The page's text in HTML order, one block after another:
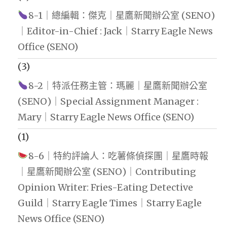
8-1｜總編輯：傑克｜星鷹新聞辦公室 (SENO)
｜Editor-in-Chief : Jack｜Starry Eagle News
Office (SENO)
(3)
8-2｜特派任務主管：瑪麗｜星鷹新聞辦公室
(SENO)｜Special Assignment Manager :
Mary｜Starry Eagle News Office (SENO)
(1)
8-6｜特約評論人：吃薯條偵探團｜星鷹時報
｜星鷹新聞辦公室 (SENO)｜Contributing
Opinion Writer: Fries-Eating Detective
Guild｜Starry Eagle Times｜Starry Eagle
News Office (SENO)